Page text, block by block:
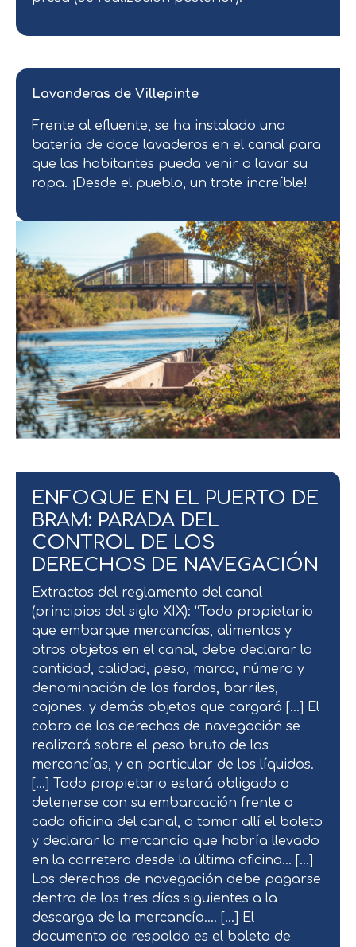
Lavanderas de Villepinte
Frente al efluente, se ha instalado una
batería de doce lavaderos en el canal para
que las habitantes pueda venir a lavar su
ropa. ¡Desde el pueblo, un trote increíble!
ENFOQUE EN EL PUERTO DE
BRAM: PARADA DEL
CONTROL DE LOS
DERECHOS DE NAVEGACIÓN
Extractos del reglamento del canal
(principios del siglo XIX): “Todo propietario
que embarque mercancías, alimentos y
otros objetos en el canal, debe declarar la
cantidad, calidad, peso, marca, número y
denominación de los fardos, barriles,
cajones. y demás objetos que cargará […] El
cobro de los derechos de navegación se
realizará sobre el peso bruto de las
mercancías, y en particular de los líquidos.
[…] Todo propietario estará obligado a
detenerse con su embarcación frente a
cada oficina del canal, a tomar allí el boleto
y declarar la mercancía que habría llevado
en la carretera desde la última oficina… […]
Los derechos de navegación debe pagarse
dentro de los tres días siguientes a la
descarga de la mercancía…. […] El
documento de respaldo es el boleto de